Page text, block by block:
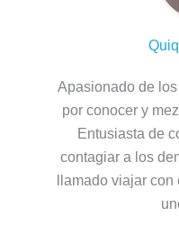
Apasionado de
por conocer y
Entusiasta de
contagiar a los
llamado viajar